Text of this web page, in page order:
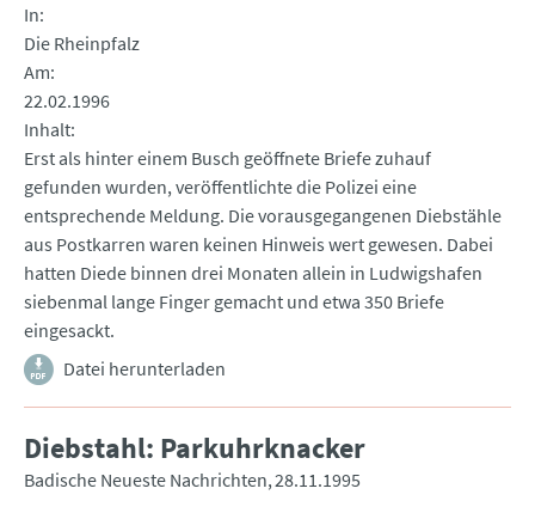
In
Die Rheinpfalz
Am
22.02.1996
Inhalt
Erst als hinter einem Busch geöffnete Briefe zuhauf
gefunden wurden, veröffentlichte die Polizei eine
entsprechende Meldung. Die vorausgegangenen Diebstähle
aus Postkarren waren keinen Hinweis wert gewesen. Dabei
hatten Diede binnen drei Monaten allein in Ludwigshafen
siebenmal lange Finger gemacht und etwa 350 Briefe
eingesackt.
Datei herunterladen
Diebstahl: Parkuhrknacker
Badische Neueste Nachrichten 28.11.1995